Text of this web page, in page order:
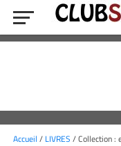
Accueil / LIVRES / Collection :